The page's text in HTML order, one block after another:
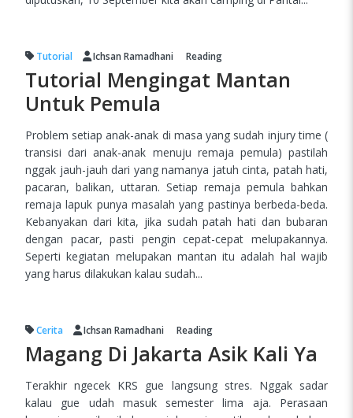
Tutorial Ichsan Ramadhani Reading
Tutorial Mengingat Mantan
Untuk Pemula
Problem setiap anak-anak di masa yang sudah injury time (
transisi dari anak-anak menuju remaja pemula) pastilah
nggak jauh-jauh dari yang namanya jatuh cinta, patah hati,
pacaran, balikan, uttaran. Setiap remaja pemula bahkan
remaja lapuk punya masalah yang pastinya berbeda-beda.
Kebanyakan dari kita, jika sudah patah hati dan bubaran
dengan pacar, pasti pengin cepat-cepat melupakannya.
Seperti kegiatan melupakan mantan itu adalah hal wajib
yang harus dilakukan kalau sudah...
Cerita Ichsan Ramadhani Reading
Magang Di Jakarta Asik Kali Ya
Terakhir ngecek KRS gue langsung stres. Nggak sadar
kalau gue udah masuk semester lima aja. Perasaan